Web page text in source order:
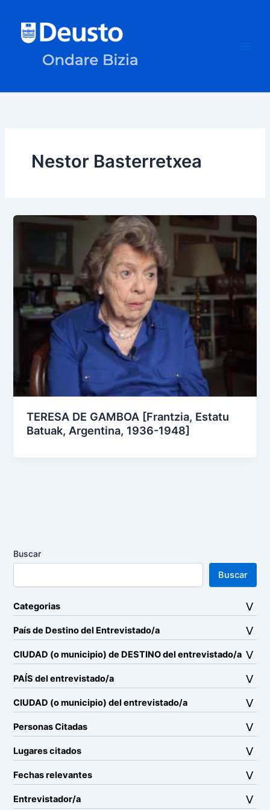
contenido
Nestor Basterretxea
TERESA DE GAMBOA [Frantzia, Estatu
Batuak, Argentina, 1936-1948]
Buscar
Buscar
Categorias
País de Destino del Entrevistado/a
CIUDAD (o municipio) de DESTINO del entrevistado/a
PAÍS del entrevistado/a
CIUDAD (o municipio) del entrevistado/a
Personas Citadas
Lugares citados
Fechas relevantes
Entrevistador/a